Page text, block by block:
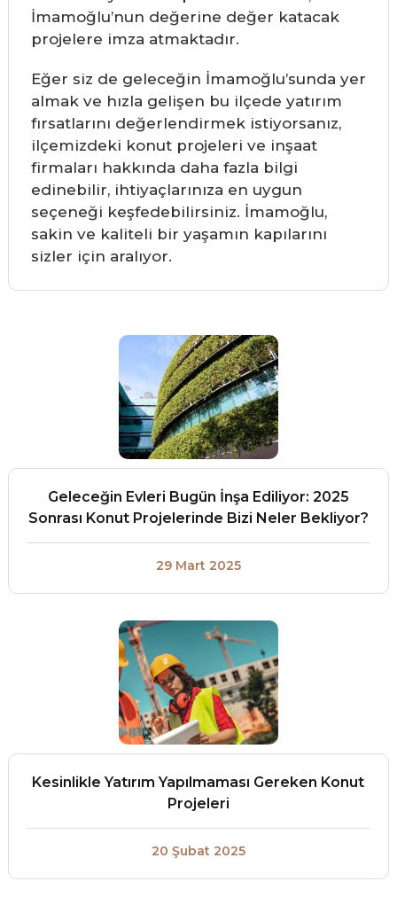
İmamoğlu’nun değerine değer katacak
projelere imza atmaktadır.
Eğer siz de geleceğin İmamoğlu’sunda yer
almak ve hızla gelişen bu ilçede yatırım
fırsatlarını değerlendirmek istiyorsanız,
ilçemizdeki konut projeleri ve inşaat
firmaları hakkında daha fazla bilgi
edinebilir, ihtiyaçlarınıza en uygun
seçeneği keşfedebilirsiniz. İmamoğlu,
sakin ve kaliteli bir yaşamın kapılarını
sizler için aralıyor.
Geleceğin Evleri Bugün İnşa Ediliyor: 2025
Sonrası Konut Projelerinde Bizi Neler Bekliyor?
29 Mart 2025
Kesinlikle Yatırım Yapılmaması Gereken Konut
Projeleri
20 Şubat 2025